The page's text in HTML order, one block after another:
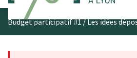
Budget participatif #1/Les idées